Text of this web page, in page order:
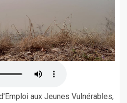
aux Jeunes Vulnérables,